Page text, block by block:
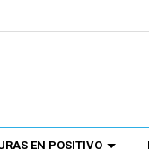
EN POSITIVO